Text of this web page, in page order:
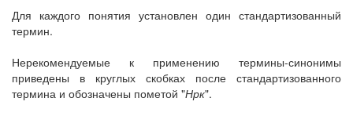
Для каждого понятия установлен один стандартизованный
термин.
Нерекомендуемые к применению термины-синонимы
приведены в круглых скобках после стандартизованного
термина и обозначены пометой "Нрк".